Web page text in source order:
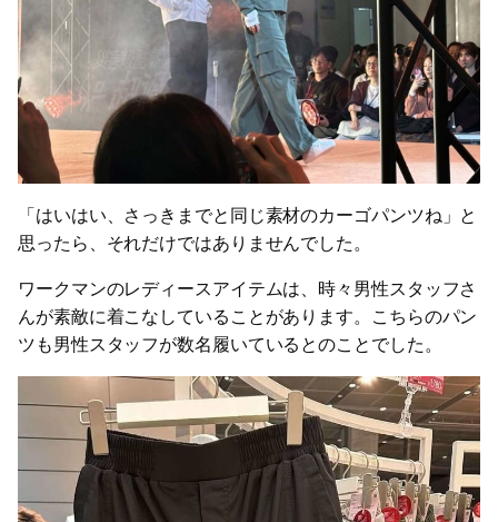
「はいはい、さっきまでと同じ素材のカーゴパンツね」と
思ったら、それだけではありませんでした。
ワークマンのレディースアイテムは、時々男性スタッフさ
んが素敵に着こなしていることがあります。こちらのパン
ツも男性スタッフが数名履いているとのことでした。